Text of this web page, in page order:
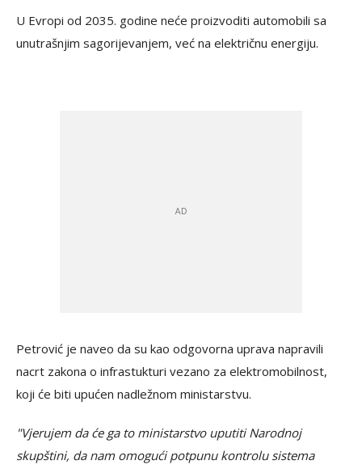
U Evropi od 2035. godine neće proizvoditi automobili sa
unutrašnjim sagorijevanjem, već na električnu energiju.
Petrović je naveo da su kao odgovorna uprava napravili
nacrt zakona o infrastukturi vezano za elektromobilnost,
koji će biti upućen nadležnom ministarstvu.
"Vjerujem da će ga to ministarstvo uputiti Narodnoj
skupštini, da nam omogući potpunu kontrolu sistema